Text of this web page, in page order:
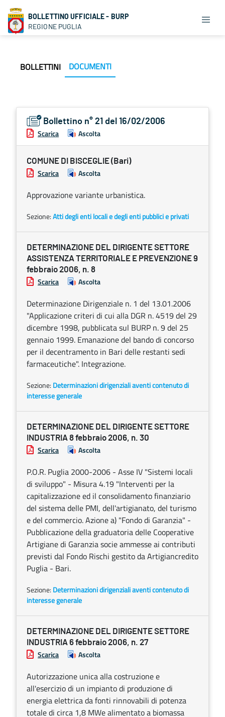
BOLLETTINO UFFICIALE - BURP
REGIONE PUGLIA
BOLLETTINI DOCUMENTI
Bollettino n° 21 del 16/02/2006
Scarica Ascolta
COMUNE DI BISCEGLIE (Bari)
Scarica Ascolta
Approvazione variante urbanistica.
Sezione:Atti degli enti locali e degli enti pubblici e privati
DETERMINAZIONE DEL DIRIGENTE SETTORE
ASSISTENZA TERRITORIALE E PREVENZIONE 9
febbraio 2006, n. 8
Scarica Ascolta
Determinazione Dirigenziale n. 1 del 13.01.2006
"Applicazione criteri di cui alla DGR n. 4519 del 29
dicembre 1998, pubblicata sul BURP n. 9 del 25
gennaio 1999. Emanazione del bando di concorso
per il decentramento in Bari delle restanti sedi
farmaceutiche". Integrazione.
Sezione: Determinazioni dirigenziali aventi contenuto di
interesse generale
DETERMINAZIONE DEL DIRIGENTE SETTORE
INDUSTRIA 8 febbraio 2006, n. 30
Scarica Ascolta
P.O.R. Puglia 2000-2006 - Asse IV "Sistemi locali
di sviluppo" - Misura 4.19 "Interventi per la
capitalizzazione ed il consolidamento finanziario
del sistema delle PMI, dell'artigianato, del turismo
e del commercio. Azione a) "Fondo di Garanzia" -
Pubblicazione della graduatoria delle Cooperative
Artigiane di Garanzia socie ammesse ai contributi
previsti dal Fondo Rischi gestito da Artigiancredito
Puglia - Bari.
Sezione: Determinazioni dirigenziali aventi contenuto di
interesse generale
DETERMINAZIONE DEL DIRIGENTE SETTORE
INDUSTRIA 6 febbraio 2006, n. 27
Scarica Ascolta
Autorizzazione unica alla costruzione e
all'esercizio di un impianto di produzione di
energia elettrica da fonti rinnovabili di potenza
totale di circa 1,8 MWe alimentato a biomassa